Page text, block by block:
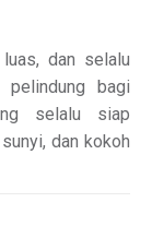
dan selalu
pelindung bagi
selalu siap
dan kokoh